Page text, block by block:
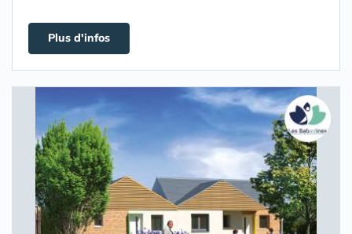
Plus d'infos